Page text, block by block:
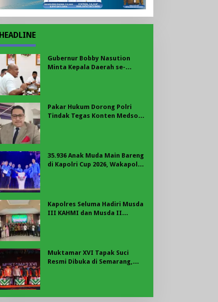
HEADLINE
Gubernur Bobby Nasution
Minta Kepala Daerah se-
Pakar Hukum Dorong Polri
Tindak Tegas Konten Medsos
35.936 Anak Muda Main Bareng
di Kapolri Cup 2026, Wakapolri:
Kapolres Seluma Hadiri Musda
III KAHMI dan Musda II
Muktamar XVI Tapak Suci
Resmi Dibuka di Semarang,